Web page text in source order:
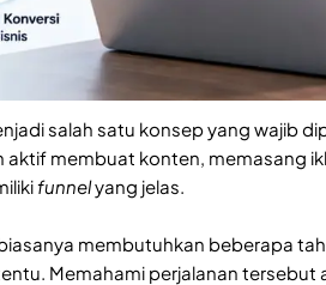
salah satu konsep yang wajib
aktif membuat konten, memasang
funnelyang jelas.
membutuhkan beberapa
Memahami perjalanan